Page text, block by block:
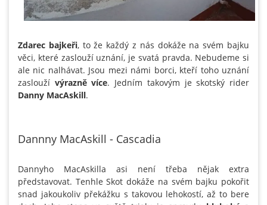
Zdarec bajkeři, to že každý z nás dokáže na svém bajku
věci, které zaslouží uznání, je svatá pravda. Nebudeme si
ale nic nalhávat. Jsou mezi námi borci, kteří toho uznání
zaslouží výrazně více. Jedním takovým je skotský rider
Danny MacAskill.
Dannny MacAskill - Cascadia
Dannyho MacAskilla asi není třeba nějak extra
představovat. Tenhle Skot dokáže na svém bajku pokořit
snad jakoukoliv překážku s takovou lehokostí, až to bere